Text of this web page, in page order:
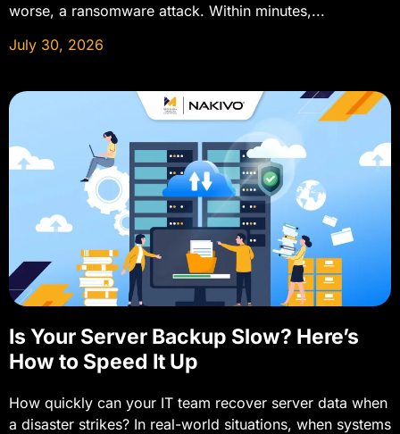
worse, a ransomware attack. Within minutes,...
July 30, 2026
Is Your Server Backup Slow? Here’s
How to Speed It Up
How quickly can your IT team recover server data when
a disaster strikes? In real-world situations, when systems